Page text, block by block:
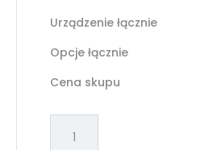
Urządzenie łącznie
Opcje łącznie
Cena skupu
Oppo